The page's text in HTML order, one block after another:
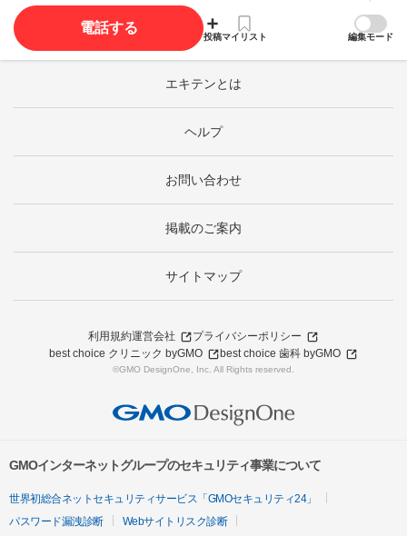
電話する
投稿マイリスト 編集モード
エキテンとは
ヘルプ
お問い合わせ
掲載のご案内
サイトマップ
利用規約運営会社
プライバシーポリシー
best choice クリニック byGMO
best choice 歯科 byGMO
©GMO DesignOne, Inc. All Rights reserved.
GMOインターネットグループのセキュリティ事業について
世界初総合ネットセキュリティサービス「GMOセキュリティ24」
パスワード漏洩診断
Webサイトリスク診断